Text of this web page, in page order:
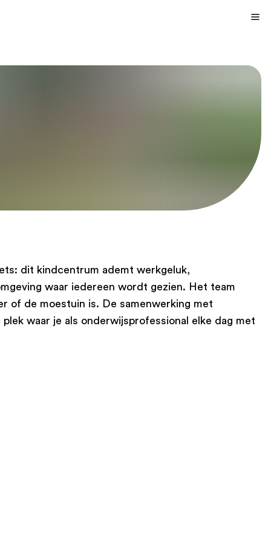
dit kindcentrum ademt werkgeluk,
waar iedereen wordt gezien. Het team
of de moestuin is. De samenwerking met
waar je als onderwijsprofessional elke dag met